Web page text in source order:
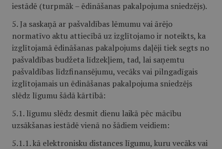
iestādē (turpmāk – ēdināšanas pakalpojuma sniedzējs).
5. Ja saskaņā ar pašvaldības lēmumu vai ārējo
normatīvo aktu attiecībā uz izglītojamo ir noteikts, ka
izglītojamā ēdināšanas pakalpojums daļēji tiek segts no
pašvaldības budžeta līdzekļiem, tad, lai saņemtu
pašvaldības līdzfinansējumu, vecāks vai pilngadīgais
izglītojamais un ēdināšanas pakalpojuma sniedzējs
slēdz līgumu šādā kārtībā:
5.1. līgumu slēdz desmit dienu laikā pēc mācību
uzsākšanas iestādē vienā no šādiem veidiem:
5.1.1. kā elektronisku distances līgumu, kuru vecāks vai